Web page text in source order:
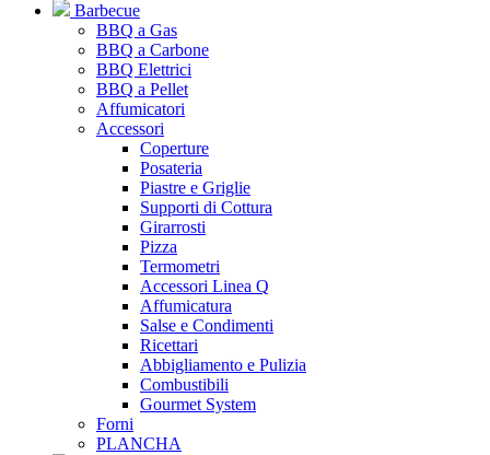
Barbecue
BBQ a Gas
BBQ a Carbone
BBQ Elettrici
BBQ a Pellet
Affumicatori
Accessori
Coperture
Posateria
Piastre e Griglie
Supporti di Cottura
Girarrosti
Pizza
Termometri
Accessori Linea Q
Affumicatura
Salse e Condimenti
Ricettari
Abbigliamento e Pulizia
Combustibili
Gourmet System
Forni
PLANCHA